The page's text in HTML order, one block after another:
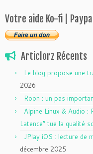
Votre aide Ko-fi | Paypal
Articlorz Récents
Le blog propose une
2026
Roon : un pas
Alpine Linux & Audio :
Latence” tue la qualité
JPlay iOS : lecture de
décembre 2025